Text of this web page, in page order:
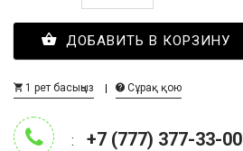
ДОБАВИТЬ В КОРЗИНУ
1 рет басыңыз Сұрақ қою
: +7 (777) 377-33-00